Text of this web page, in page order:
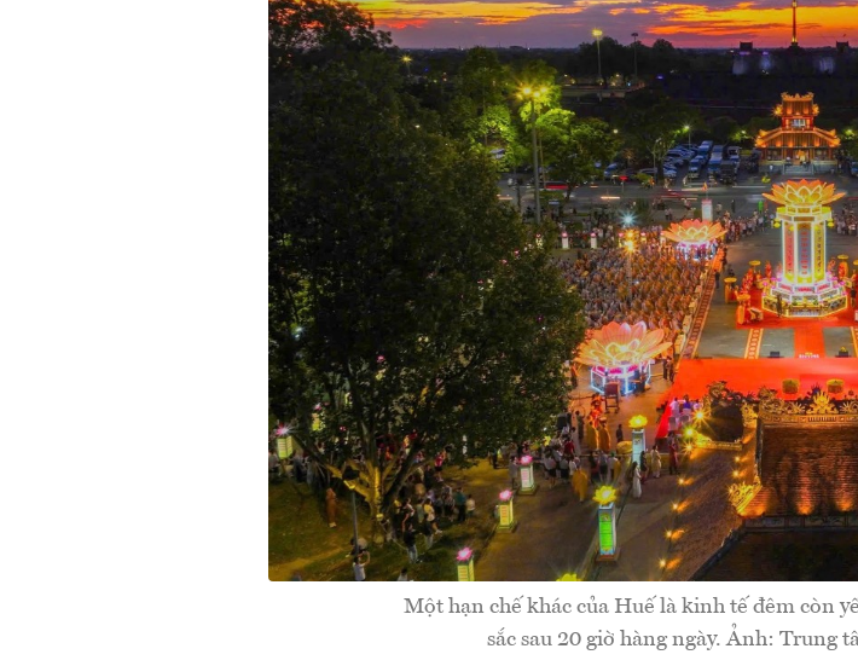
Một hạn chế khác của Huế là kinh tế đêm còn
sắc sau 20 giờ hàng ngày. Ảnh: Trung